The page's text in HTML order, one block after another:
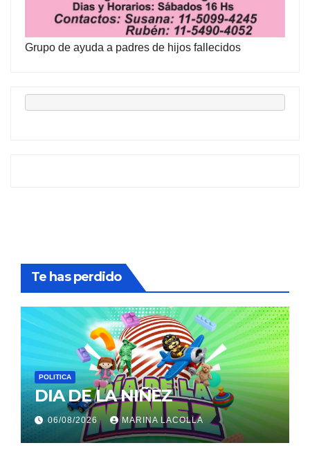
Grupo de ayuda a padres de hijos fallecidos
Te has perdido
POLITICA
DIA DE LA NIÑEZ
06/08/2026 MARINA LACOLLA